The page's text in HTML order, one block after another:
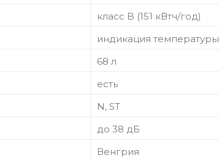
класс B (151 кВтч/год)
индикация температуры
68 л
есть
N, ST
до 38 дБ
Венгрия